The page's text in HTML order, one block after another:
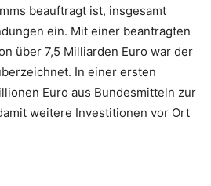
beauftragt ist, insgesamt
ein. Mit einer beantragten
über 7,5 Milliarden Euro war der
In einer ersten
Euro aus Bundesmitteln zur
weitere Investitionen vor Ort